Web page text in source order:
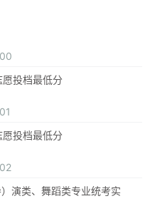
投档最低分
投档最低分
演类、舞蹈类专业统考实